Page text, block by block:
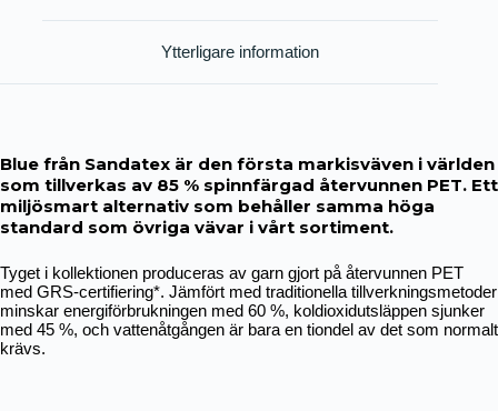
Ytterligare information
Blue från Sandatex är den första markisväven i världen
som tillverkas av 85 % spinnfärgad återvunnen PET. Ett
miljösmart alternativ som behåller samma höga
standard som övriga vävar i vårt sortiment.
Tyget i kollektionen produceras av garn gjort på återvunnen PET
med GRS-certifiering*. Jämfört med traditionella tillverkningsmetoder
minskar energiförbrukningen med 60 %, koldioxidutsläppen sjunker
med 45 %, och vattenåtgången är bara en tiondel av det som normalt
krävs.